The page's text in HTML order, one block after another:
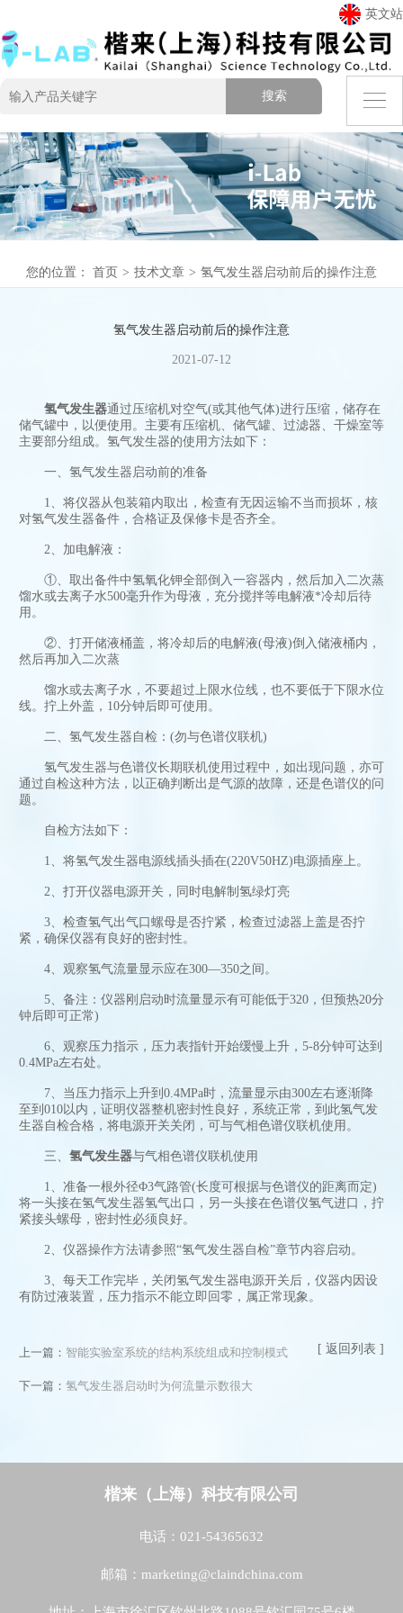
英文站
您的位置： 首页 > 技术文章 > 氢气发生器启动前后的操作注意
氢气发生器启动前后的操作注意
2021-07-12
氢气发生器通过压缩机对空气(或其他气体)进行压缩，储存在
储气罐中，以便使用。主要有压缩机、储气罐、过滤器、干燥室等
主要部分组成。氢气发生器的使用方法如下：
一、氢气发生器启动前的准备
1、将仪器从包装箱内取出，检查有无因运输不当而损坏，核
对氢气发生器备件，合格证及保修卡是否齐全。
2、加电解液：
①、取出备件中氢氧化钾全部倒入一容器内，然后加入二次蒸
馏水或去离子水500毫升作为母液，充分搅拌等电解液*冷却后待
用。
②、打开储液桶盖，将冷却后的电解液(母液)倒入储液桶内，
然后再加入二次蒸
馏水或去离子水，不要超过上限水位线，也不要低于下限水位
线。拧上外盖，10分钟后即可使用。
二、氢气发生器自检：(勿与色谱仪联机)
氢气发生器与色谱仪长期联机使用过程中，如出现问题，亦可
通过自检这种方法，以正确判断出是气源的故障，还是色谱仪的问
题。
自检方法如下：
1、将氢气发生器电源线插头插在(220V50HZ)电源插座上。
2、打开仪器电源开关，同时电解制氢绿灯亮
3、检查氢气出气口螺母是否拧紧，检查过滤器上盖是否拧
紧，确保仪器有良好的密封性。
4、观察氢气流量显示应在300—350之间。
5、备注：仪器刚启动时流量显示有可能低于320，但预热20分
钟后即可正常)
6、观察压力指示，压力表指针开始缓慢上升，5-8分钟可达到
0.4MPa左右处。
7、当压力指示上升到0.4MPa时，流量显示由300左右逐渐降
至到010以内，证明仪器整机密封性良好，系统正常，到此氢气发
生器自检合格，将电源开关关闭，可与气相色谱仪联机使用。
三、 氢气发生器与气相色谱仪联机使用
1、准备一根外径Φ3气路管(长度可根据与色谱仪的距离而定)
将一头接在氢气发生器氢气出口，另一头接在色谱仪氢气进口，拧
紧接头螺母，密封性必须良好。
2、仪器操作方法请参照“氢气发生器自检”章节内容启动。
3、每天工作完毕，关闭氢气发生器电源开关后，仪器内因设
有防过液装置，压力指示不能立即回零，属正常现象。
上一篇： 智能实验室系统的结构系统组成和控制模式
下一篇： 氢气发生器启动时为何流量示数很大
[ 返回列表 ]
楷来（上海）科技有限公司
电话：021-54365632
邮箱：marketing@claindchina.com